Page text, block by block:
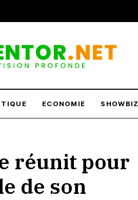
ECONOMIE SHOWBIZ
réunit pour
de son